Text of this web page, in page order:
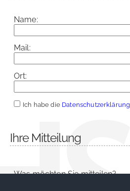
Name:
Mail:
Ort:
Ich habe die Datenschutzerklärung
Ihre Mitteilung
Was möchten Sie mitteilen?